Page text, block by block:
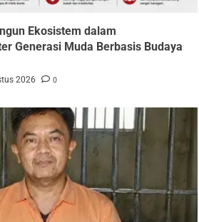
Ekosistem dalam
Generasi Muda Berbasis Budaya
2026 0